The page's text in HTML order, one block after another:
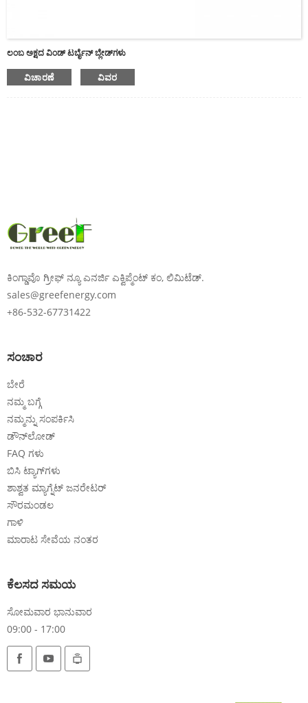
ಲಂಬ ಅಕ್ಷದ ವಿಂಡ್ ಟರ್ಬೈನ್ ಬ್ಲೇಡ್‌ಗಳು
ವಿಚಾರಣೆ ವಿವರ
ಕಿಂಗ್ಡಾವೊ ಗ್ರೀಫ್ ನ್ಯೂ ಎನರ್ಜಿ ಎಕ್ವಿಪ್ಮೆಂಟ್ ಕಂ, ಲಿಮಿಟೆಡ್.
sales@greefenergy.com
+86-532-67731422
ಸಂಚಾರ
ಬೇರೆ
ನಮ್ಮ ಬಗ್ಗೆ
ನಮ್ಮನ್ನು ಸಂಪರ್ಕಿಸಿ
ಡೌನ್‌ಲೋಡ್
FAQ ಗಳು
ಬಿಸಿ ಟ್ಯಾಗ್‌ಗಳು
ಶಾಶ್ವತ ಮ್ಯಾಗ್ನೆಟ್ ಜನರೇಟರ್
ಸೌರಮಂಡಲ
ಗಾಳಿ
ಮಾರಾಟ ಸೇವೆಯ ನಂತರ
ಕೆಲಸದ ಸಮಯ
ಸೋಮವಾರ ಭಾನುವಾರ
09:00 - 17:00